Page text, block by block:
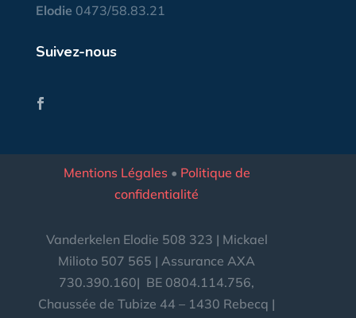
Elodie 0473/58.83.21
Suivez-nous
Mentions Légales• Politique de
confidentialité
Vanderkelen Elodie 508 323 | Mickael
Milioto 507 565 | Assurance AXA
730.390.160| BE 0804.114.756,
Chaussée de Tubize 44 – 1430 Rebecq |